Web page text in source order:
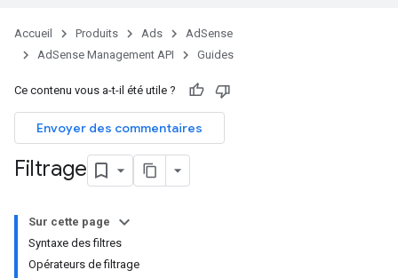
Accueil Produits Ads
AdSense
AdSense Management API
Guides
Ce contenu vous a-t-il été utile ?
Envoyer des commentaires
Filtrage
Sur cette page
Syntaxe des filtres
Opérateurs de filtrage